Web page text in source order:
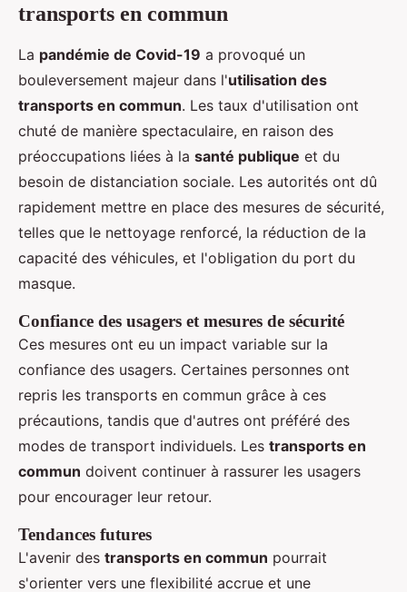
transports en commun
La pandémie de Covid-19 a provoqué un
bouleversement majeur dans l'utilisation des
transports en commun. Les taux d'utilisation ont
chuté de manière spectaculaire, en raison des
préoccupations liées à la santé publique et du
besoin de distanciation sociale. Les autorités ont dû
rapidement mettre en place des mesures de sécurité,
telles que le nettoyage renforcé, la réduction de la
capacité des véhicules, et l'obligation du port du
masque.
Confiance des usagers et mesures de sécurité
Ces mesures ont eu un impact variable sur la
confiance des usagers. Certaines personnes ont
repris les transports en commun grâce à ces
précautions, tandis que d'autres ont préféré des
modes de transport individuels. Les transports en
commun doivent continuer à rassurer les usagers
pour encourager leur retour.
Tendances futures
L'avenir des transports en commun pourrait
s'orienter vers une flexibilité accrue et une